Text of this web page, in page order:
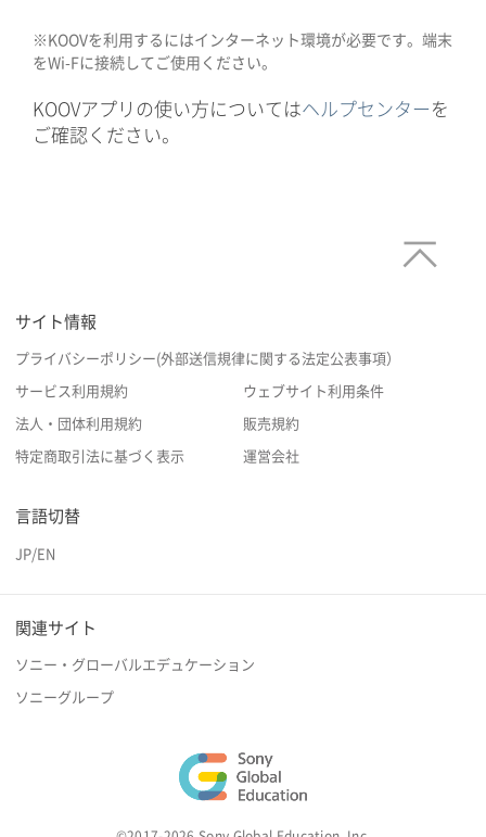
※KOOVを利用するにはインターネット環境が必要です。端末
をWi-Fに接続してご使用ください。
KOOVアプリの使い方についてはヘルプセンターを
ご確認ください。
サイト情報
プライバシーポリシー(外部送信規律に関する法定公表事項）
サービス利用規約 ウェブサイト利用条件
法人・団体利用規約 販売規約
特定商取引法に基づく表示 運営会社
言語切替
JP/EN
関連サイト
ソニー・グローバルエデュケーション
ソニーグループ